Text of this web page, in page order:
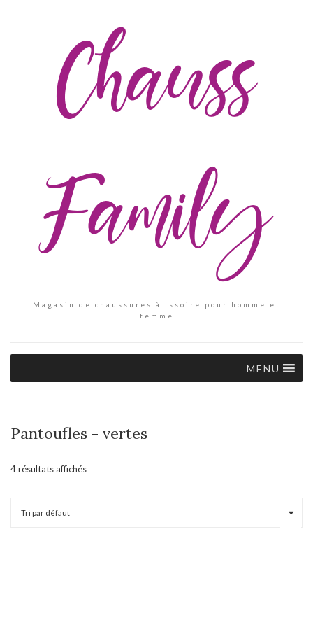
Chauss
Family
Magasin de chaussures à Issoire pour homme et
femme
MENU
Pantoufles - vertes
4 résultats affichés